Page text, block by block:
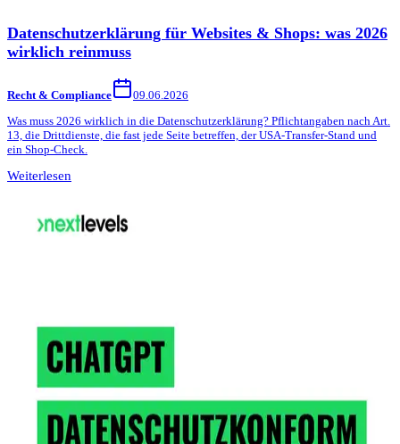
Datenschutzerklärung für Websites & Shops: was 2026
wirklich reinmuss
Recht & Compliance
09.06.2026
Was muss 2026 wirklich in die Datenschutzerklärung? Pflichtangaben nach Art.
13, die Drittdienste, die fast jede Seite betreffen, der USA-Transfer-Stand und
ein Shop-Check.
Weiterlesen